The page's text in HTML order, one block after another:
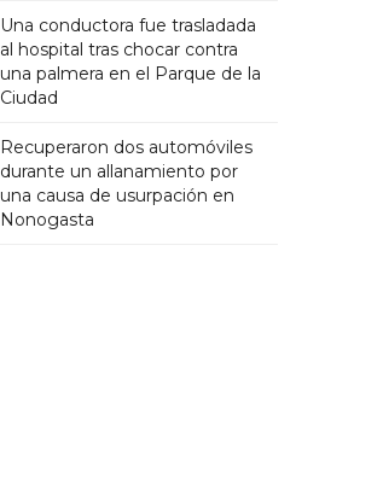
Una conductora fue trasladada
al hospital tras chocar contra
una palmera en el Parque de la
Ciudad
Recuperaron dos automóviles
durante un allanamiento por
una causa de usurpación en
Nonogasta